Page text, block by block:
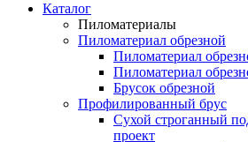
Каталог
Пиломатериалы
Пиломатериал обрезной
Пиломатериал
Пиломатериал
Брусок обрезной
Профилированный брус
Сухой строганный
проект